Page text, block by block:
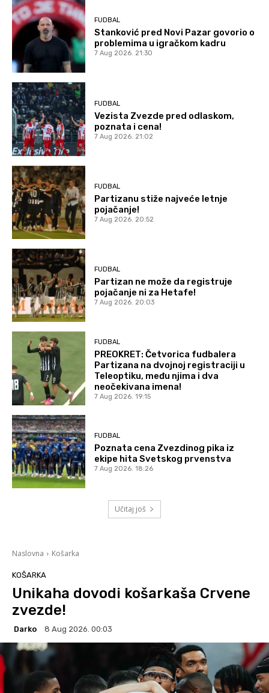
FUDBAL
Stanković pred Novi Pazar govorio o
problemima u igračkom kadru
7 Aug 2026. 21:30
FUDBAL
Vezista Zvezde pred odlaskom,
poznata i cena!
7 Aug 2026. 21:02
FUDBAL
Partizanu stiže najveće letnje
pojačanje!
7 Aug 2026. 20:52
FUDBAL
Partizan ne može da registruje
pojačanje ni za Hetafe!
7 Aug 2026. 20:03
FUDBAL
PREOKRET: Četvorica fudbalera
Partizana na dvojnoj registraciji u
Teleoptiku, među njima i dva
neočekivana imena!
7 Aug 2026. 19:15
FUDBAL
Poznata cena Zvezdinog pika iz
ekipe hita Svetskog prvenstva
7 Aug 2026. 18:26
Učitaj još